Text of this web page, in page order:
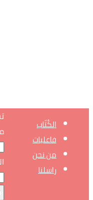
الكُتّاب
فاعليات
من نحن
راسلنا